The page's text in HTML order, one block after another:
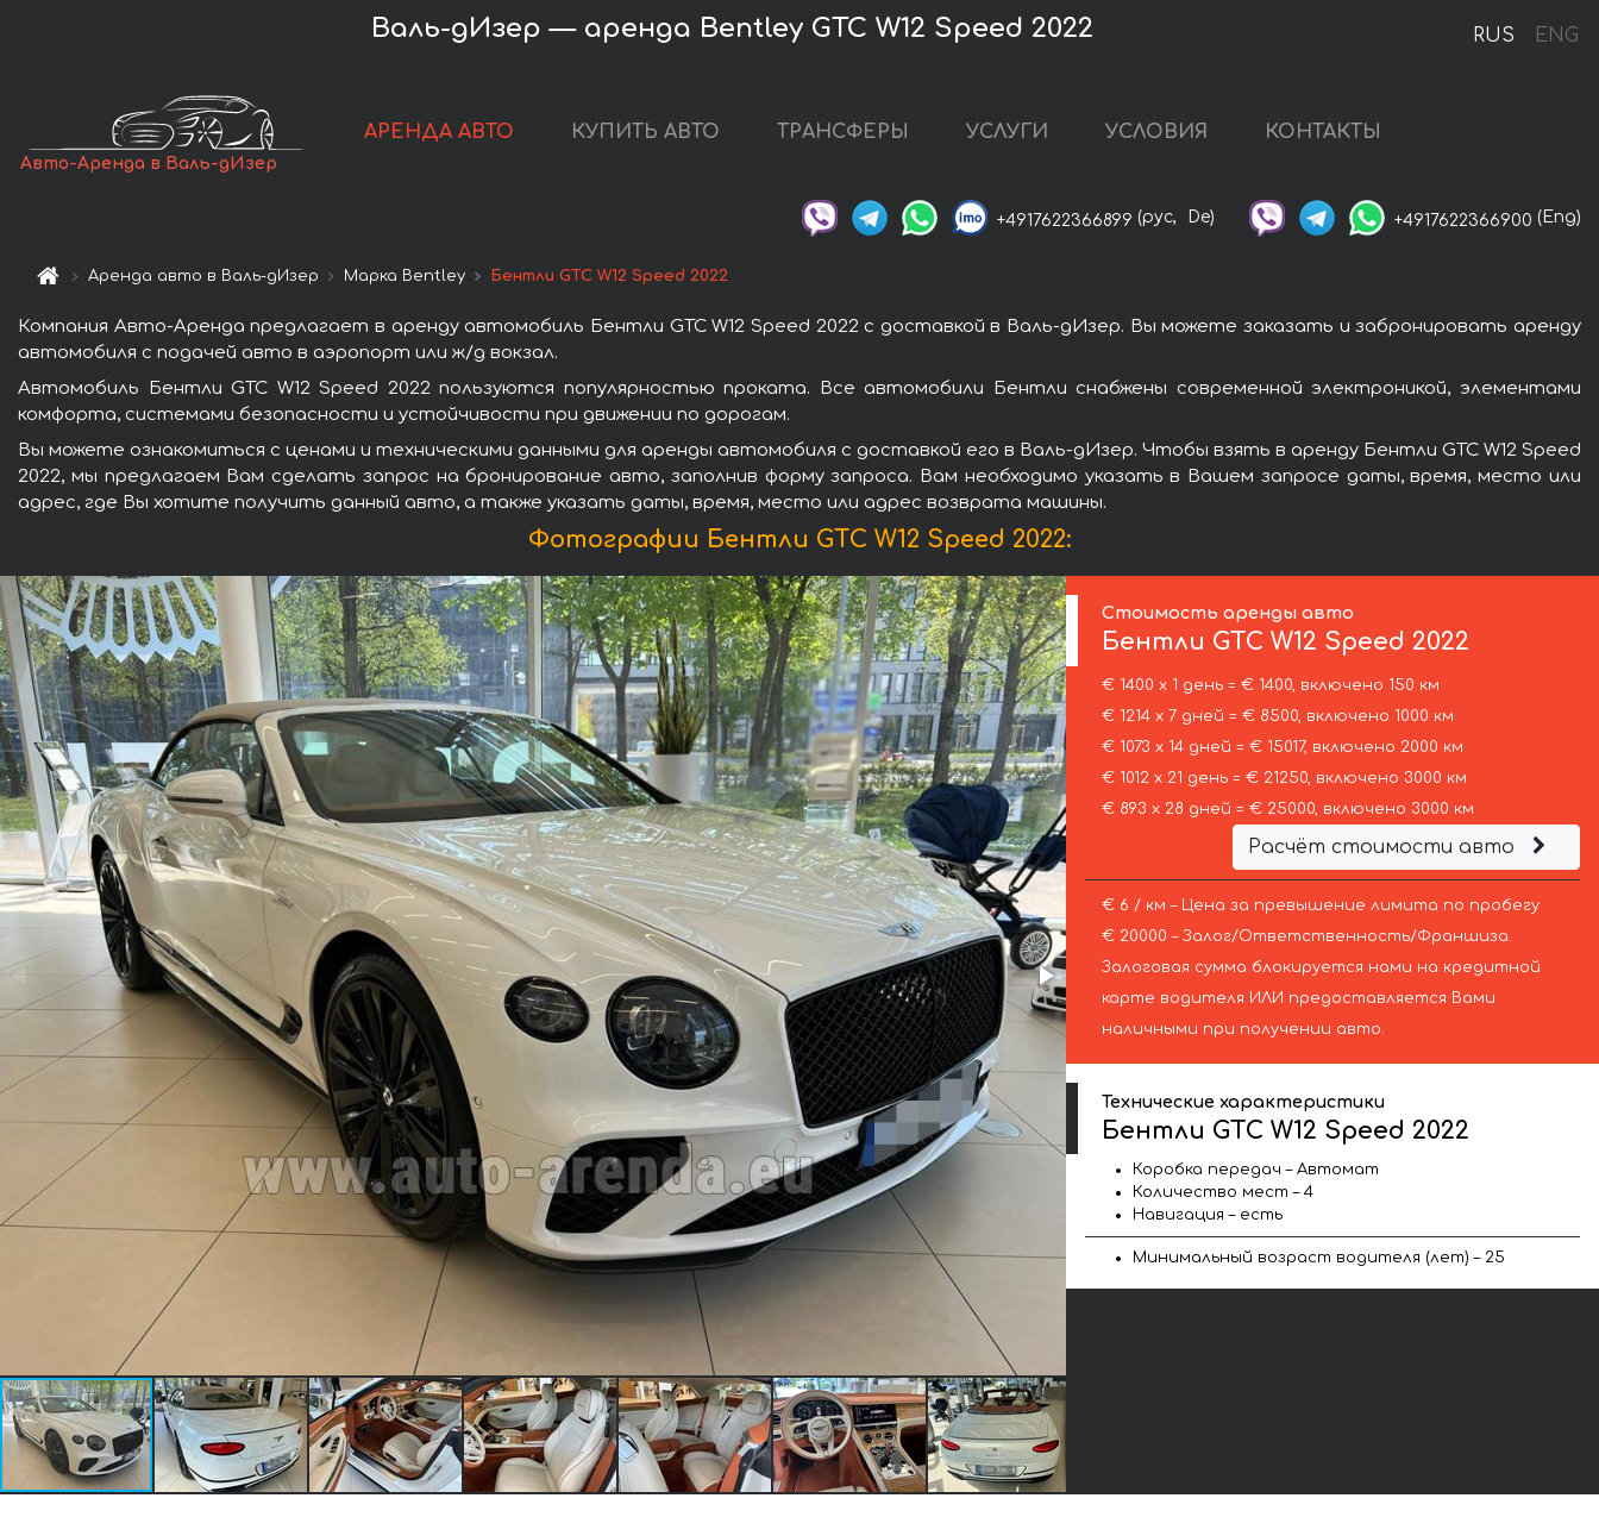
RUS ENG
Валь-дИзер — аренда Bentley GTC W12 Speed 2022
Авто-Аренда в Валь-дИзер
АРЕНДА АВТО КУПИТЬ АВТО ТРАНСФЕРЫ УСЛУГИ УСЛОВИЯ КОНТАКТЫ
+4917622366899 (рус, De) +4917622366900 (Eng)
Аренда авто в Валь-дИзер Марка Bentley Бентли GTC W12 Speed 2022
Компания Авто-Аренда предлагает в аренду автомобиль Бентли GTC W12 Speed 2022 с доставкой в Валь-дИзер. Вы можете заказать и забронировать аренду
автомобиля с подачей авто в аэропорт или ж/д вокзал.
Автомобиль Бентли GTC W12 Speed 2022 пользуются популярностью проката. Все автомобили Бентли снабжены современной электроникой, элементами
комфорта, системами безопасности и устойчивости при движении по дорогам.
Вы можете ознакомиться с ценами и техническими данными для аренды автомобиля с доставкой его в Валь-дИзер. Чтобы взять в аренду Бентли GTC W12 Speed
2022, мы предлагаем Вам сделать запрос на бронирование авто, заполнив форму запроса. Вам необходимо указать в Вашем запросе даты, время, место или
адрес, где Вы хотите получить данный авто, а также указать даты, время, место или адрес возврата машины.
Фотографии Бентли GTC W12 Speed 2022:
Стоимость аренды авто
Бентли GTC W12 Speed 2022
€ 1400 х 1 день = € 1400, включено 150 км
€ 1214 х 7 дней = € 8500, включено 1000 км
€ 1073 х 14 дней = € 15017, включено 2000 км
€ 1012 х 21 день = € 21250, включено 3000 км
€ 893 х 28 дней = € 25000, включено 3000 км
Расчёт стоимости авто
€ 6 / км – Цена за превышение лимита по пробегу
€ 20000 – Залог/Ответственность/Франшиза.
Залоговая сумма блокируется нами на кредитной
карте водителя ИЛИ предоставляется Вами
наличными при получении авто.
Технические характеристики
Бентли GTC W12 Speed 2022
Коробка передач – Автомат
Количество мест – 4
Навигация – есть
Минимальный возраст водителя (лет) – 25